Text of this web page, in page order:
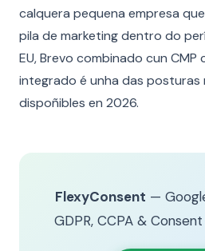
calquera pequena empresa
pila de marketing dentro do
EU, Brevo combinado cun
integrado é unha das posturas
dispoñibles en 2026.
FlexyConsent —
GDPR, CCPA &